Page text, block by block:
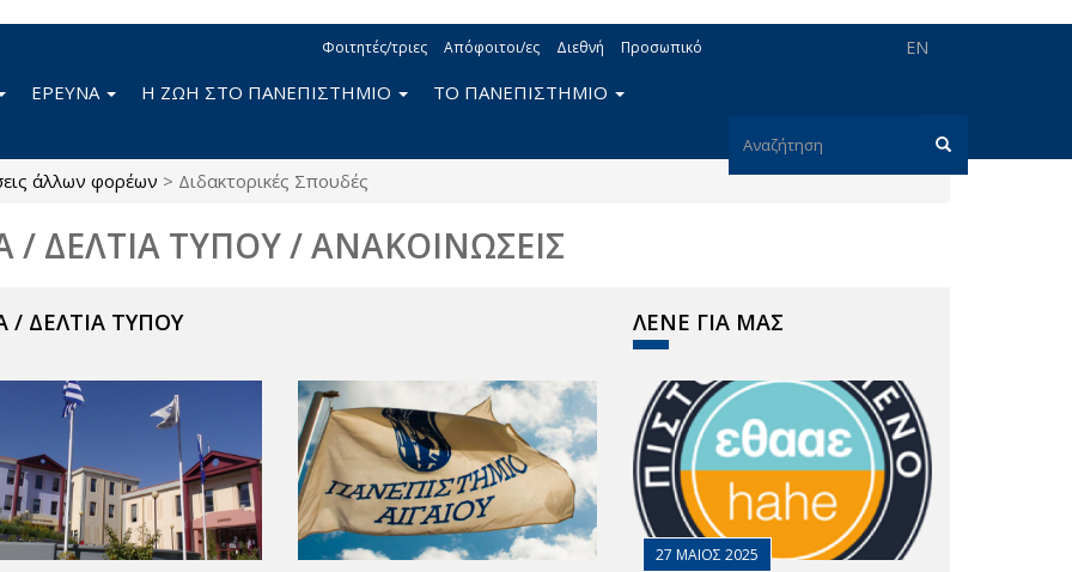
EN
Φοιτητές/τριες Απόφοιτοι/ες Διεθνή Προσωπικό
Φόρμα
ΕΡΕΥΝΑ Η ΖΩΗ ΣΤΟ ΠΑΝΕΠΙΣΤΗΜΙΟ ΤΟ ΠΑΝΕΠΙΣΤΗΜΙΟ
άλλων φορέων > Διδακτορικές Σπουδές
/ ΔΕΛΤΙΑ ΤΥΠΟΥ / ΑΝΑΚΟΙΝΩΣΕΙΣ
/ ΔΕΛΤΙΑ ΤΥΠΟΥ ΛΕΝΕ ΓΙΑ ΜΑΣ
27 ΜΑΙΟΣ 2025